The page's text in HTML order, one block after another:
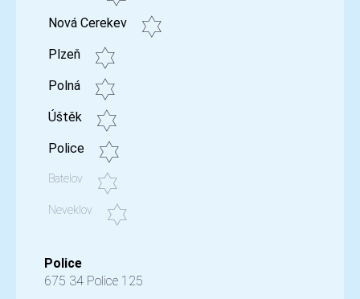
Nová Cerekev
Plzeň
Polná
Úštěk
Police
Batelov
Neveklov
Police
675 34 Police 125